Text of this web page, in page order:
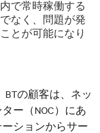
で常時稼働する
なく、問題が発
とが可能になり
BTの顧客は、ネッ
ー（NOC）にあ
ションからサー